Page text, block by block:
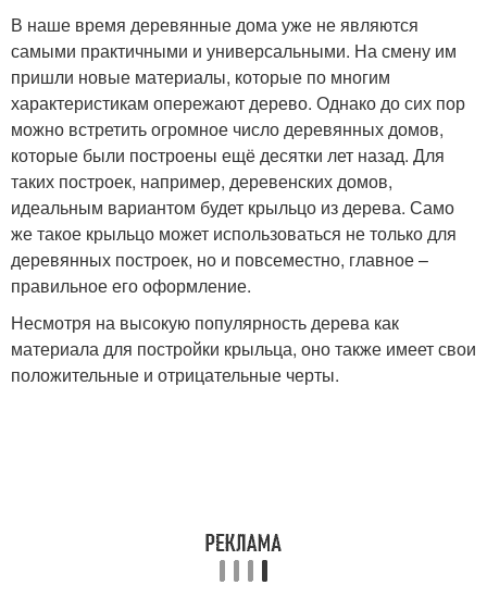
В наше время деревянные дома уже не являются
самыми практичными и универсальными. На смену им
пришли новые материалы, которые по многим
характеристикам опережают дерево. Однако до сих пор
можно встретить огромное число деревянных домов,
которые были построены ещё десятки лет назад. Для
таких построек, например, деревенских домов,
идеальным вариантом будет крыльцо из дерева. Само
же такое крыльцо может использоваться не только для
деревянных построек, но и повсеместно, главное –
правильное его оформление.
Несмотря на высокую популярность дерева как
материала для постройки крыльца, оно также имеет свои
положительные и отрицательные черты.